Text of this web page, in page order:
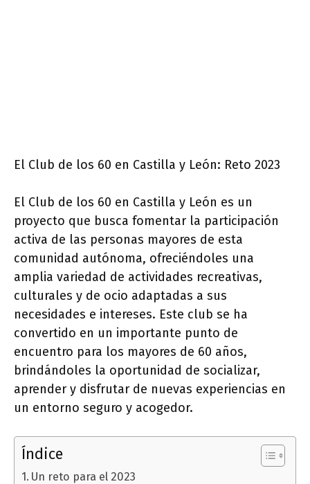
El Club de los 60 en Castilla y León: Reto 2023
El Club de los 60 en Castilla y León es un
proyecto que busca fomentar la participación
activa de las personas mayores de esta
comunidad autónoma, ofreciéndoles una
amplia variedad de actividades recreativas,
culturales y de ocio adaptadas a sus
necesidades e intereses. Este club se ha
convertido en un importante punto de
encuentro para los mayores de 60 años,
brindándoles la oportunidad de socializar,
aprender y disfrutar de nuevas experiencias en
un entorno seguro y acogedor.
Índice
Un reto para el 2023